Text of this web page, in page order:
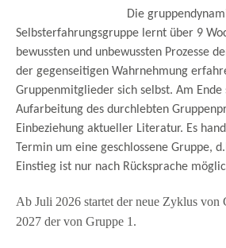
Die
Selbsterfahrungsgruppe lernt über 9
bewussten und unbewussten Prozesse
der gegenseitigen Wahrnehmung
Gruppenmitglieder sich selbst. Am
Aufarbeitung des durchlebten
Einbeziehung aktueller Literatur. Es
Termin um eine geschlossene Gruppe,
Einstieg ist nur nach Rücksprache
Ab Juli 2026 startet der neue Zyklus von
2027 der von Gruppe 1.